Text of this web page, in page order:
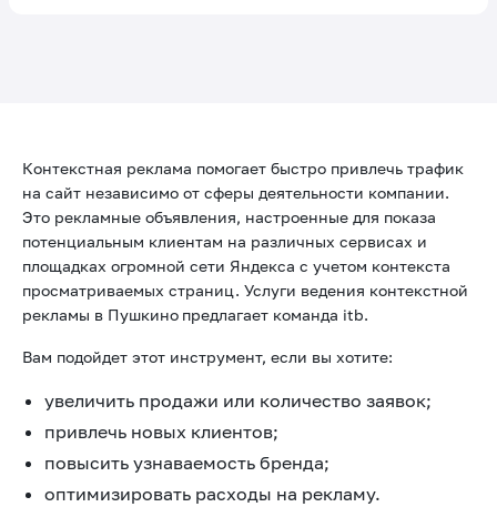
Контекстная реклама помогает быстро привлечь трафик
на сайт независимо от сферы деятельности компании.
Это рекламные объявления, настроенные для показа
потенциальным клиентам на различных сервисах и
площадках огромной сети Яндекса с учетом контекста
просматриваемых страниц. Услуги ведения контекстной
рекламы в Пушкино предлагает команда itb.
Вам подойдет этот инструмент, если вы хотите:
увеличить продажи или количество заявок;
привлечь новых клиентов;
повысить узнаваемость бренда;
оптимизировать расходы на рекламу.